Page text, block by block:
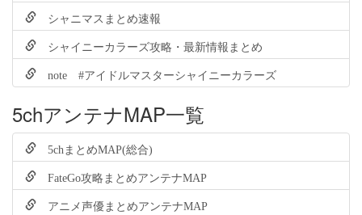
シャニマスまとめ速報
シャイニーカラーズ攻略・最新情報まとめ
note #アイドルマスターシャイニーカラーズ
5chアンテナMAP一覧
5chまとめMAP(総合)
FateGo攻略まとめアンテナMAP
アニメ声優まとめアンテナMAP